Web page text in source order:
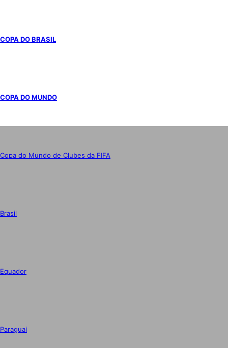
COPA DO BRASIL
COPA DO MUNDO
Copa do Mundo de Clubes da FIFA
Brasil
Equador
Paraguai